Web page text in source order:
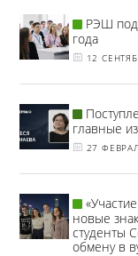
РЭШ
года
12
главные
27
новые
студенты
обмену в